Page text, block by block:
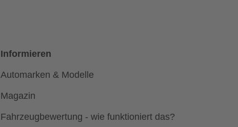
Informieren
Automarken & Modelle
Magazin
Fahrzeugbewertung - wie funktioniert das?